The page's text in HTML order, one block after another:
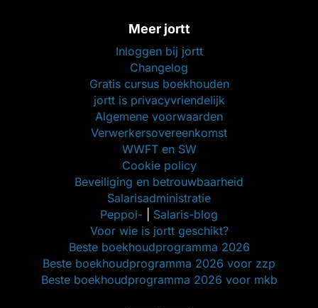
Meer jortt
Inloggen bij jortt
Changelog
Gratis cursus boekhouden
jortt is privacyvriendelijk
Algemene voorwaarden
Verwerkersovereenkomst
WWFT en SW
Cookie policy
Beveiliging en betrouwbaarheid
Salarisadministratie
Peppol-
Salaris-blog
Voor wie is jortt geschikt?
Beste boekhoudprogramma 2026
Beste boekhoudprogramma 2026 voor zzp
Beste boekhoudprogramma 2026 voor mkb